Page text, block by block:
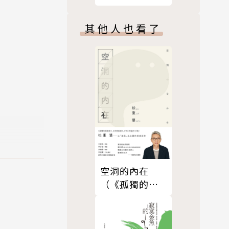
圍方面
其他人也看了
空洞的內在
（《孤獨的美
首部創作）